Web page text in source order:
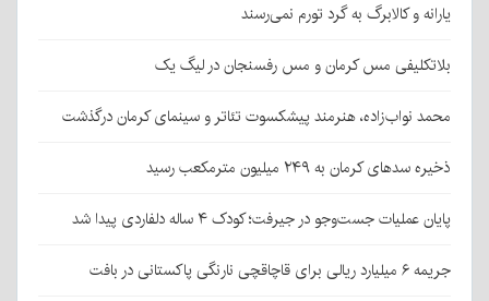
یارانه و کالابرگ به گرد تورم نمی‌رسند
بلاتکلیفی مس کرمان و مس رفسنجان در لیگ یک
محمد نواب‌زاده، هنرمند پیشکسوت تئاتر و سینمای کرمان درگذشت
ذخیره سدهای کرمان به ۲۴۹ میلیون مترمکعب رسید
پایان عملیات جست‌وجو در جیرفت؛ کودک ۴ ساله دلفاردی پیدا شد
جریمه ۶ میلیارد ریالی برای قاچاقچی نارنگی پاکستانی در بافت